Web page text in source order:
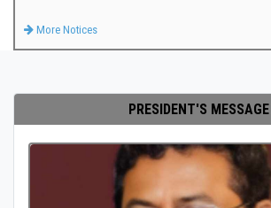
More Notices
PRESIDENT'S MESSAGE